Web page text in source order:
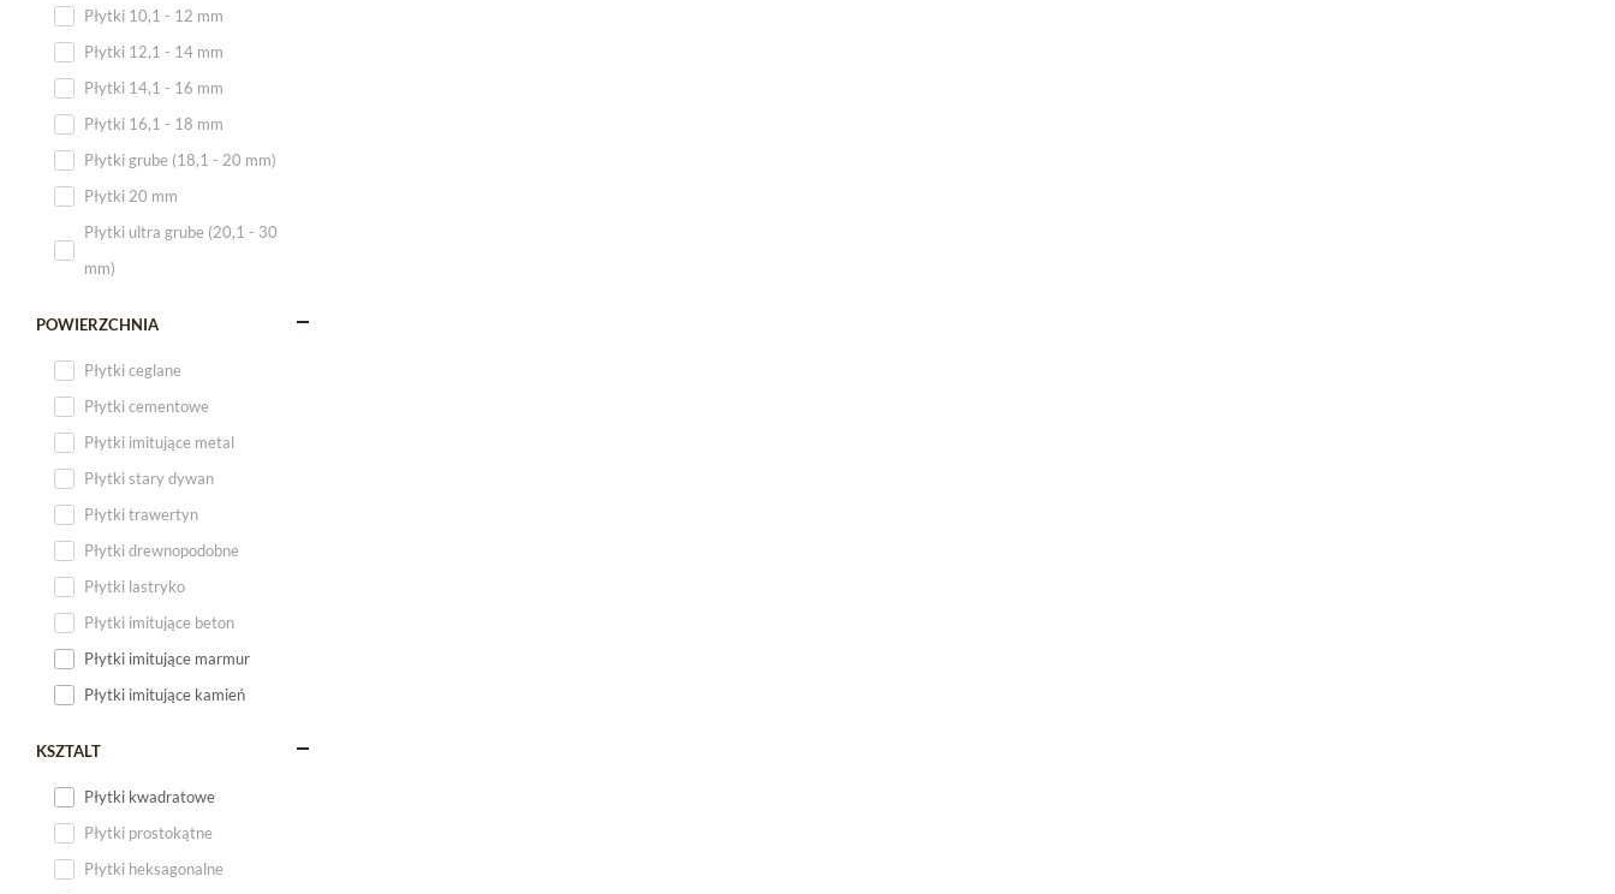
Płytki małe
Płytki 10,1 - 12 mm
Płytki 12,1 - 14 mm
Płytki 14,1 - 16 mm
Płytki 16,1 - 18 mm
Płytki grube (18,1 - 20 mm)
Płytki 20 mm
Płytki ultra grube (20,1 - 30
mm)
POWIERZCHNIA
Płytki ceglane
Płytki cementowe
Płytki imitujące metal
Płytki stary dywan
Płytki trawertyn
Płytki drewnopodobne
Płytki lastryko
Płytki imitujące beton
Płytki imitujące marmur
Płytki imitujące kamień
KSZTALT
Płytki kwadratowe
Płytki prostokątne
Płytki heksagonalne